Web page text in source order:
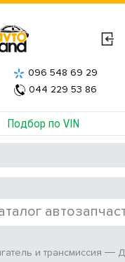
Подбор по VIN
096 548 69 29
044 229 53 86
и трансмиссия